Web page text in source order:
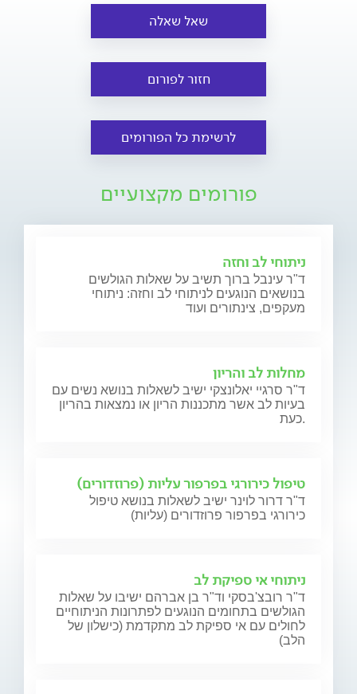
שאל שאלה
חזור לפורום
לרשימת כל הפורומים
פורומים מקצועיים
ניתוחי לב וחזה
ד"ר עינבל ברוך תשיב על שאלות הגולשים
בנושאים הנוגעים לניתוחי לב וחזה: ניתוחי
מעקפים, צינתורים ועוד
מחלות לב והריון
ד"ר סרגיי יאלונצקי ישיב לשאלות בנושא נשים עם
בעיות לב אשר מתכננות הריון או נמצאות בהריון
כעת.
טיפול כירורגי בפרפור עליות (פרוזדורים)
ד"ר דרור לוינר ישיב לשאלות בנושא טיפול
כירורגי בפרפור פרוזדורים (עליות)
ניתוחי אי ספיקת לב
ד"ר רובצ'בסקי וד"ר בן אברהם ישיבו על שאלות
הגולשים בתחומים הנוגעים לפתרונות הניתוחיים
לחולים עם אי ספיקת לב מתקדמת (כישלון של
הלב)